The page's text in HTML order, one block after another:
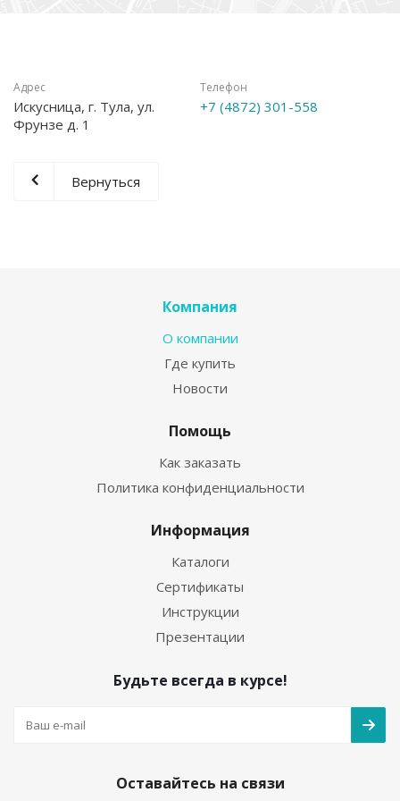
Адрес
Искусница, г. Тула, ул.
Фрунзе д. 1
Телефон
+7 (4872) 301-558
Вернуться
Компания
О компании
Где купить
Новости
Помощь
Как заказать
Политика конфиденциальности
Информация
Каталоги
Сертификаты
Инструкции
Презентации
Будьте всегда в курсе!
Оставайтесь на связи